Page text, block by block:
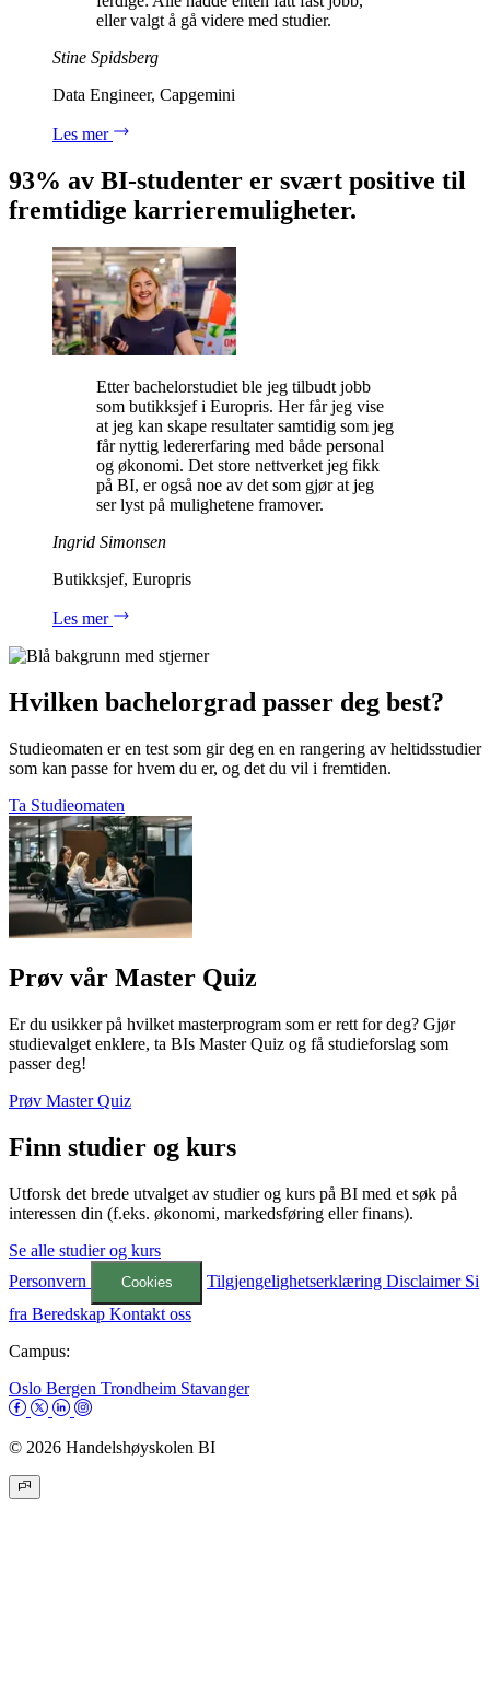
eller valgt å gå videre med studier.
Stine Spidsberg
Data Engineer, Capgemini
Les mer
93% av BI-studenter er svært positive til
fremtidige karrieremuligheter.
Etter bachelorstudiet ble jeg tilbudt jobb
som butikksjef i Europris. Her får jeg vise
at jeg kan skape resultater samtidig som jeg
får nyttig ledererfaring med både personal
og økonomi. Det store nettverket jeg fikk
på BI, er også noe av det som gjør at jeg
ser lyst på mulighetene framover.
Ingrid Simonsen
Butikksjef, Europris
Les mer
Hvilken bachelorgrad passer deg best?
Studieomaten er en test som gir deg en en rangering av heltidsstudier
som kan passe for hvem du er, og det du vil i fremtiden.
Ta Studieomaten
Prøv vår Master Quiz
Er du usikker på hvilket masterprogram som er rett for deg? Gjør
studievalget enklere, ta BIs Master Quiz og få studieforslag som
passer deg!
Prøv Master Quiz
Finn studier og kurs
Utforsk det brede utvalget av studier og kurs på BI med et søk på
interessen din (f.eks. økonomi, markedsføring eller finans).
Se alle studier og kurs
Personvern
Cookies TilgjengelighetserklæringDisclaimer Si
fra Beredskap Kontakt oss
Campus:
Oslo Bergen Trondheim Stavanger
© 2026 Handelshøyskolen BI